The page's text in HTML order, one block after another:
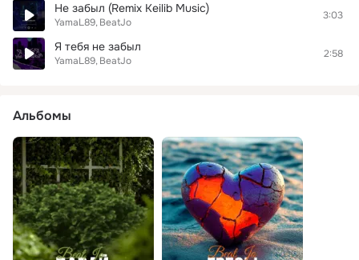
Не забыл (Remix Keilib Music)
YamaL89 BeatJo
3:03
Я тебя не забыл
YamaL89 BeatJo
2:58
Альбомы